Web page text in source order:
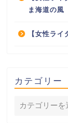
ま海道の風
【女性ラ
カテゴリー